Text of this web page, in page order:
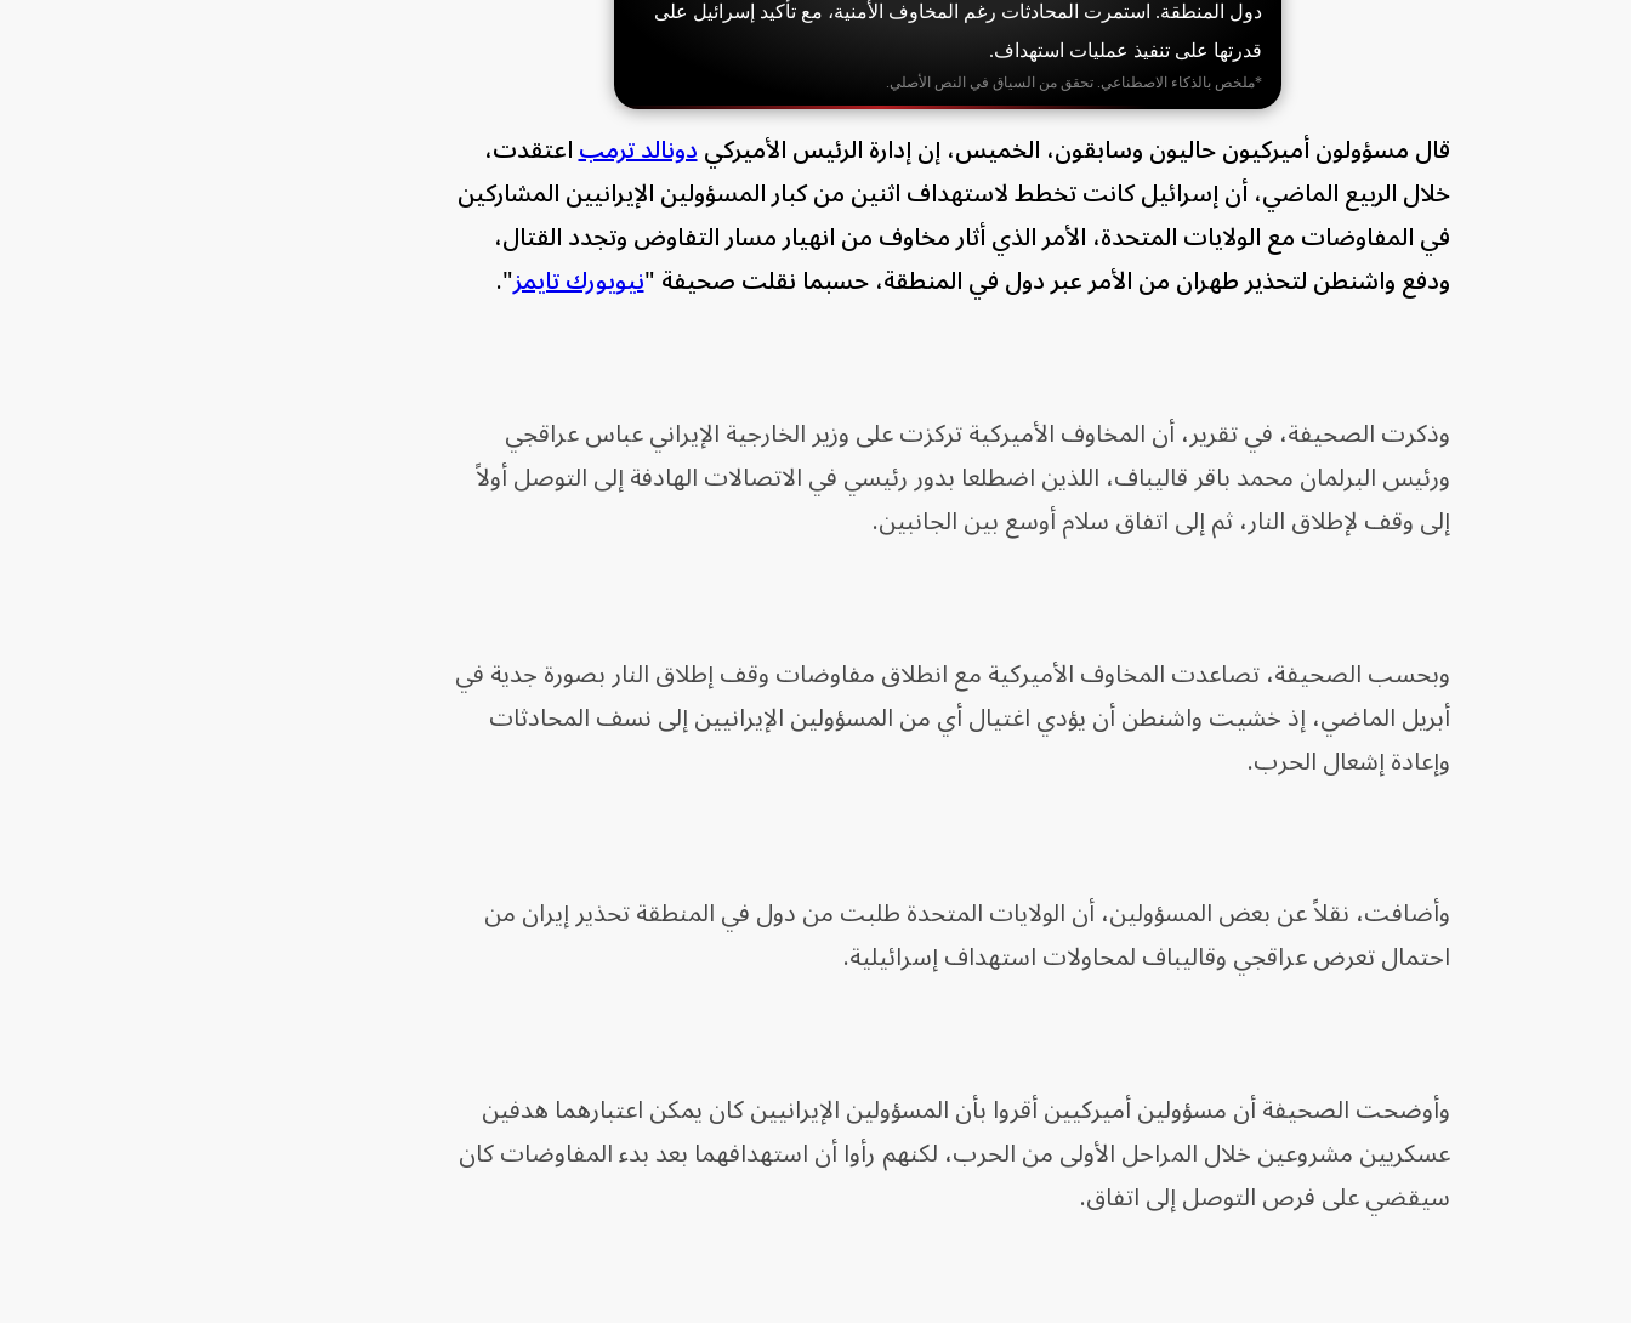
دول المنطقة. استمرت المحادثات رغم المخاوف الأمنية، مع تأكيد إسرائيل على
قدرتها على تنفيذ عمليات استهداف.
*ملخص بالذكاء الاصطناعي. تحقق من السياق في النص الأصلي.
قال مسؤولون أميركيون حاليون وسابقون، الخميس، إن إدارة الرئيس الأميركيدونالد ترمباعتقدت،
خلال الربيع الماضي، أن إسرائيل كانت تخطط لاستهداف اثنين من كبار المسؤولين الإيرانيين المشاركين
في المفاوضات مع الولايات المتحدة، الأمر الذي أثار مخاوف من انهيار مسار التفاوض وتجدد القتال،
ودفع واشنطن لتحذير طهران من الأمر عبر دول في المنطقة، حسبما نقلت صحيفة "نيويورك تايمز".
وذكرت الصحيفة، في تقرير، أن المخاوف الأميركية تركزت على وزير الخارجية الإيراني عباس عراقجي
ورئيس البرلمان محمد باقر قاليباف، اللذين اضطلعا بدور رئيسي في الاتصالات الهادفة إلى التوصل أولاً
إلى وقف لإطلاق النار، ثم إلى اتفاق سلام أوسع بين الجانبين.
وبحسب الصحيفة، تصاعدت المخاوف الأميركية مع انطلاق مفاوضات وقف إطلاق النار بصورة جدية في
أبريل الماضي، إذ خشيت واشنطن أن يؤدي اغتيال أي من المسؤولين الإيرانيين إلى نسف المحادثات
وإعادة إشعال الحرب.
وأضافت، نقلاً عن بعض المسؤولين، أن الولايات المتحدة طلبت من دول في المنطقة تحذير إيران من
احتمال تعرض عراقجي وقاليباف لمحاولات استهداف إسرائيلية.
وأوضحت الصحيفة أن مسؤولين أميركيين أقروا بأن المسؤولين الإيرانيين كان يمكن اعتبارهما هدفين
عسكريين مشروعين خلال المراحل الأولى من الحرب، لكنهم رأوا أن استهدافهما بعد بدء المفاوضات كان
سيقضي على فرص التوصل إلى اتفاق.